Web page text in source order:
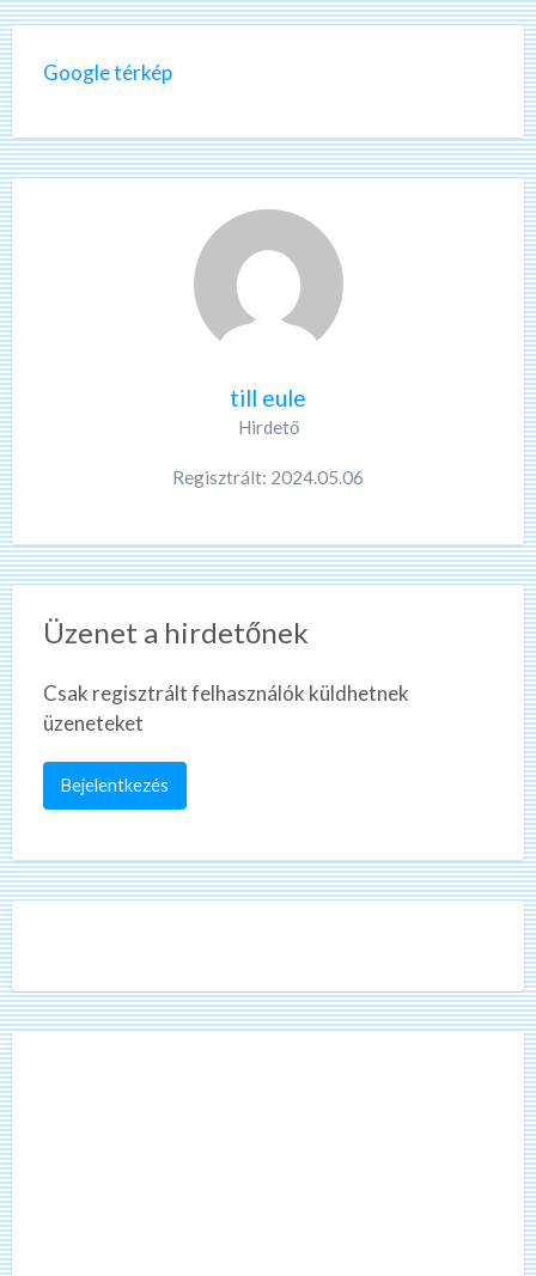
Google térkép
till eule
Hirdető
Regisztrált: 2024.05.06
Üzenet a hirdetőnek
Csak regisztrált felhasználók küldhetnek
üzeneteket
Bejelentkezés